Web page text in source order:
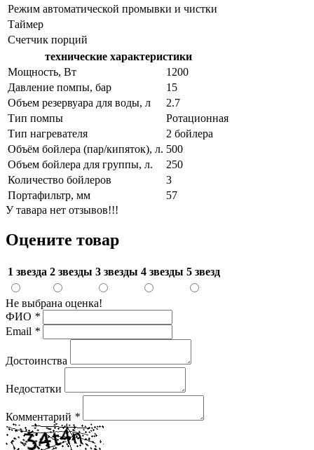
Режим автоматической промывки и чистки
Таймер
Счетчик порций
технические характеристики
Мощность, Вт
1200
Давление помпы, бар
15
Объем резервуара для воды, л
2.7
Тип помпы
Ротационная
Тип нагревателя
2 бойлера
Объём бойлера (пар/кипяток), л. 500
Объем бойлера для группы, л.
250
Количество бойлеров
3
Портафильтр, мм
57
У тавара нет отзывов!!!
Оцените товар
1 звезда 2 звезды 3 звезды 4 звезды 5 звезд
Не выбрана оценка!
ФИО *
Email *
Достоинства
Недостатки
Комментарий *